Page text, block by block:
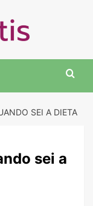
SEI A DIETA
sei a